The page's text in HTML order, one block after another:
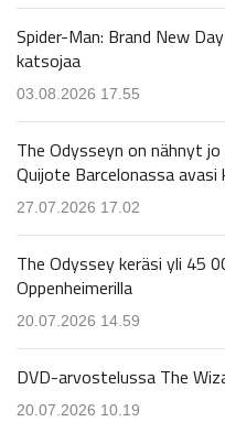
Spider-Man: Brand New
katsojaa
03.08.2026 17.55
The Odysseyn on nähnyt
Quijote Barcelonassa
27.07.2026 17.02
The Odyssey keräsi yli 45
Oppenheimerilla
20.07.2026 14.59
DVD-arvostelussa The
20.07.2026 10.19